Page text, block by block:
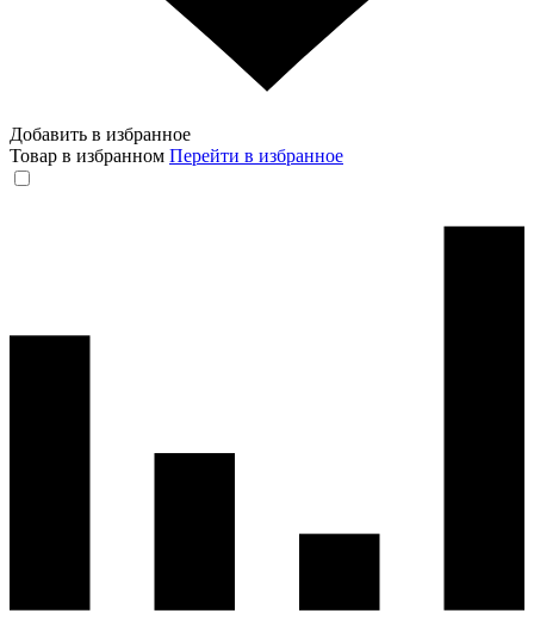
Добавить в избранное
Товар в избранном Перейти в избранное